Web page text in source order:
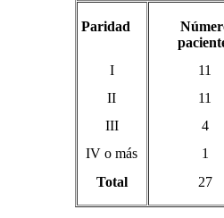
Paridad
I
II
III
IV o más
Total
11
11
4
1
27